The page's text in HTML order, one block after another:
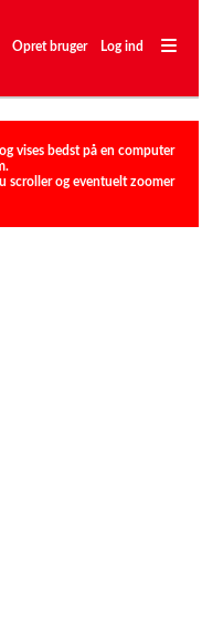
―
―
―
Opret bruger Log ind
vises bedst på en computer
scroller og eventuelt zoomer